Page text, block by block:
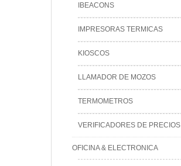
IBEACONS
IMPRESORAS TERMICAS
KIOSCOS
LLAMADOR DE MOZOS
TERMOMETROS
VERIFICADORES DE PRECIOS
OFICINA & ELECTRONICA